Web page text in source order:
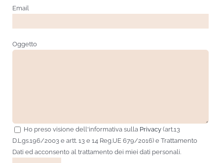
Email
Oggetto
Ho preso visione dell'informativa sulla Privacy (art.13
D.Lgs.196/2003 e artt. 13 e 14 Reg.UE 679/2016) e Trattamento
Dati ed acconsento al trattamento dei miei dati personali.